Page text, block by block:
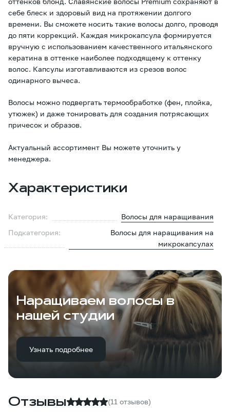
себе блеск и здоровый вид на протяжении долгого
времени. Вы сможете носить такие волосы долго, проводя
до пяти коррекций. Каждая микрокапсула формируется
вручную с использованием качественного итальянского
кератина в оттенке наиболее подходящему к оттенку
волос. Капсулы изготавливаются из срезов волос
одинарного вычеса.
Волосы можно подвергать термообработке (фен, плойка,
утюжек) и даже тонировать для создания потрясающих
причесок и образов.
Актуальный ассортимент Вы можете уточнить у
менеджера.
Характеристики
Категория:
Волосы для наращивания
Подкатегория:
Волосы для наращивания на
микрокапсулах
Наращиваем волосы в
нашей студии
Узнать подробнее
Отзывы (11 отзывов)